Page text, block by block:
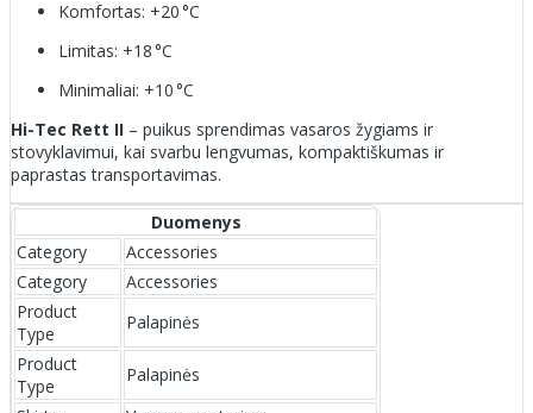
Komfortas: +20 °C
Limitas: +18 °C
Minimaliai: +10 °C
Hi-Tec Rett II – puikus sprendimas vasaros žygiams ir
stovyklavimui, kai svarbu lengvumas, kompaktiškumas ir
paprastas transportavimas.
Duomenys
Category
Accessories
Category
Accessories
Product
Type
Palapinės
Product
Type
Palapinės